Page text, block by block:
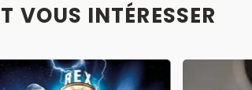
VOUS INTÉRESSER